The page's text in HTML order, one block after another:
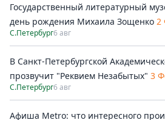
Государственный литературный
день рождения Михаила Зощенко 2
С.Петербург6 авг
В Санкт-Петербургской
прозвучит "Реквием Незабытых" 3
С.Петербург6 авг
Афиша Metro: что интересного